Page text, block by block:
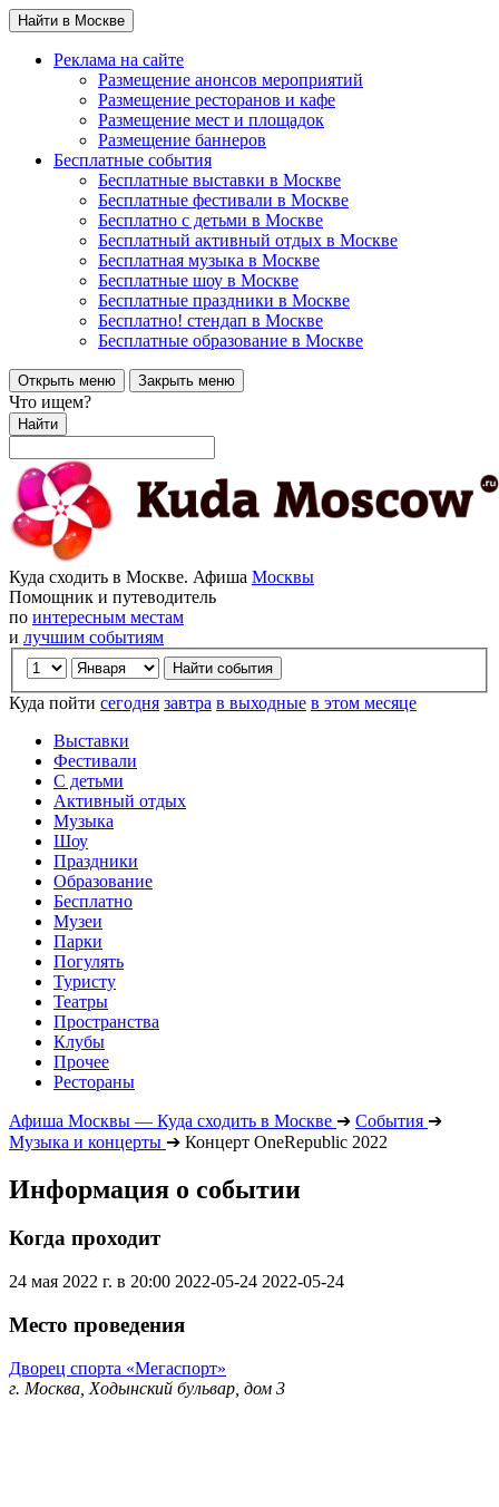
Найти в Москве
Реклама на сайте
Размещение анонсов мероприятий
Размещение ресторанов и кафе
Размещение мест и площадок
Размещение баннеров
Бесплатные события
Бесплатные выставки в Москве
Бесплатные фестивали в Москве
Бесплатно с детьми в Москве
Бесплатный активный отдых в Москве
Бесплатная музыка в Москве
Бесплатные шоу в Москве
Бесплатные праздники в Москве
Бесплатно! стендап в Москве
Бесплатные образование в Москве
Открыть меню Закрыть меню
Что ищем?
Найти
Куда сходить в Москве. Афиша Москвы
Помощник и путеводитель
по интересным местам
и лучшим событиям
Куда пойти сегодня завтра в выходные в этом месяце
Выставки
Фестивали
С детьми
Активный отдых
Музыка
Шоу
Праздники
Образование
Бесплатно
Музеи
Парки
Погулять
Туристу
Театры
Пространства
Клубы
Прочее
Рестораны
Афиша Москвы — Куда сходить в Москве ➔ События ➔
Музыка и концерты ➔ Концерт OneRepublic 2022
Информация о событии
Когда проходит
24 мая 2022 г. в 20:00 2022-05-24 2022-05-24
Место проведения
Дворец спорта «Мегаспорт»
г. Москва, Ходынский бульвар, дом 3